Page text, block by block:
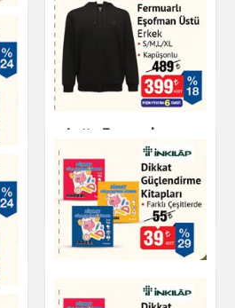
Dikişsiz Astar Elbise
Giyim
Lotto Fermuarlı
Eşofman Üstü Erkek
Kapüşonlu
Giyim
İnkılap Dikkat
Güçlendirme Kitapları